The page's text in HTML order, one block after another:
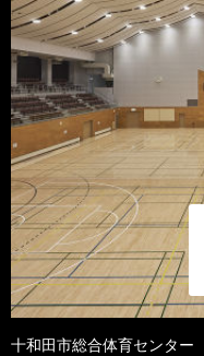
十和田市総合体育センター